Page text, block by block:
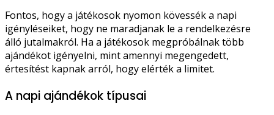
Fontos, hogy a játékosok nyomon kövessék a napi
igényléseiket, hogy ne maradjanak le a rendelkezésre
álló jutalmakról. Ha a játékosok megpróbálnak több
ajándékot igényelni, mint amennyi megengedett,
értesítést kapnak arról, hogy elérték a limitet.
A napi ajándékok típusai